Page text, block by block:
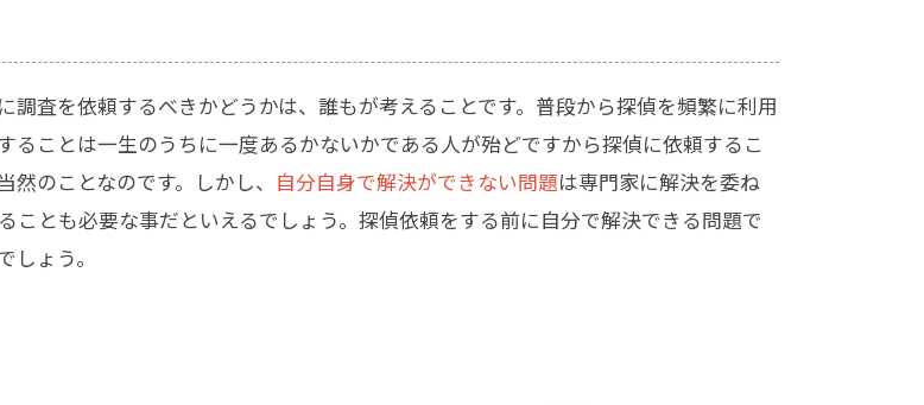
査を依頼するべきかどうかは、誰もが考えることです。普段から探偵を頻繁に利用
ことは一生のうちに一度あるかないかである人が殆どですから探偵に依頼するこ
のことなのです。しかし、 自分自身で解決ができない問題は専門家に解決を委ね
とも必要な事だといえるでしょう。探偵依頼をする前に自分で解決できる問題で
ょう。